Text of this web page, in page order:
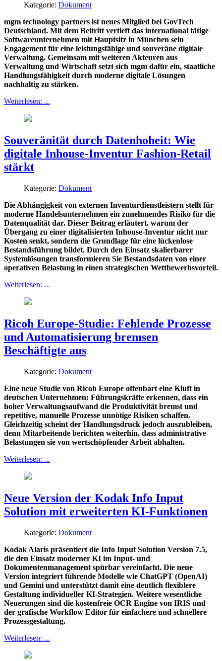
Kategorie: Dokument
mgm technology partners ist neues Mitglied bei GovTech
Deutschland. Mit dem Beitritt vertieft das international tätige
Softwareunternehmen mit Hauptsitz in München sein
Engagement für eine leistungsfähige und souveräne digitale
Verwaltung. Gemeinsam mit weiteren Akteuren aus
Verwaltung und Wirtschaft setzt sich mgm dafür ein, staatliche
Handlungsfähigkeit durch moderne digitale Lösungen
nachhaltig zu stärken.
Weiterlesen: ...
Souveränität durch Datenhoheit: Wie
digitale Inhouse-Inventur Fashion-Retail
stärkt
Kategorie: Dokument
Die Abhängigkeit von externen Inventurdienstleistern stellt für
moderne Handelsunternehmen ein zunehmendes Risiko für die
Datenqualität dar. Dieser Beitrag erläutert, warum der
Übergang zu einer digitalisierten Inhouse-Inventur nicht nur
Kosten senkt, sondern die Grundlage für eine lückenlose
Bestandsführung bildet. Durch den Einsatz skalierbarer
Systemlösungen transformieren Sie Bestandsdaten von einer
operativen Belastung in einen strategischen Wettbewerbsvorteil.
Weiterlesen: ...
Ricoh Europe-Studie: Fehlende Prozesse
und Automatisierung bremsen
Beschäftigte aus
Kategorie: Dokument
Eine neue Studie von Ricoh Europe offenbart eine Kluft in
deutschen Unternehmen: Führungskräfte erkennen, dass ein
hoher Verwaltungsaufwand die Produktivität bremst und
repetitive, manuelle Prozesse unnötige Risiken schaffen.
Gleichzeitig scheint der Handlungsdruck jedoch auszubleiben,
denn Mitarbeitende berichten weiterhin, dass administrative
Belastungen sie von wertschöpfender Arbeit abhalten.
Weiterlesen: ...
Neue Version der Kodak Info Input
Solution mit erweiterten KI-Funktionen
Kategorie: Dokument
Kodak Alaris präsentiert die Info Input Solution Version 7.5,
die den Einsatz moderner KI im Input- und
Dokumentenmanagement spürbar vereinfacht. Die neue
Version integriert führende Modelle wie ChatGPT (OpenAI)
und Gemini und unterstützt damit eine deutlich flexiblere
Gestaltung individueller KI-Strategien. Weitere wesentliche
Neuerungen sind die kostenfreie OCR Engine von IRIS und
der grafische Workflow Editor für einfachere und schnellere
Prozessgestaltung.
Weiterlesen: ...